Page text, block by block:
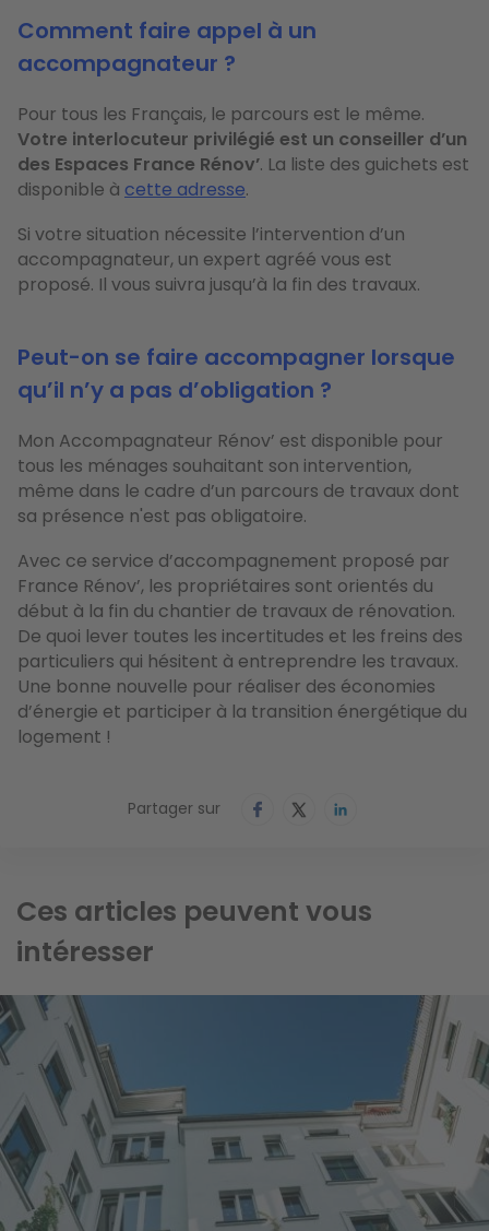
Comment faire appel à un
accompagnateur ?
Pour tous les Français, le parcours est le même.
Votre interlocuteur privilégié est un conseiller d’un
des Espaces France Rénov’. La liste des guichets est
disponible à cette adresse.
Si votre situation nécessite l’intervention d’un
accompagnateur, un expert agréé vous est
proposé. Il vous suivra jusqu’à la fin des travaux.
Peut-on se faire accompagner lorsque
qu’il n’y a pas d’obligation ?
Mon Accompagnateur Rénov’ est disponible pour
tous les ménages souhaitant son intervention,
même dans le cadre d’un parcours de travaux dont
sa présence n'est pas obligatoire.
Avec ce service d’accompagnement proposé par
France Rénov’, les propriétaires sont orientés du
début à la fin du chantier de travaux de rénovation.
De quoi lever toutes les incertitudes et les freins des
particuliers qui hésitent à entreprendre les travaux.
Une bonne nouvelle pour réaliser des économies
d’énergie et participer à la transition énergétique du
logement !
Partager sur
Ces articles peuvent vous
intéresser
Image